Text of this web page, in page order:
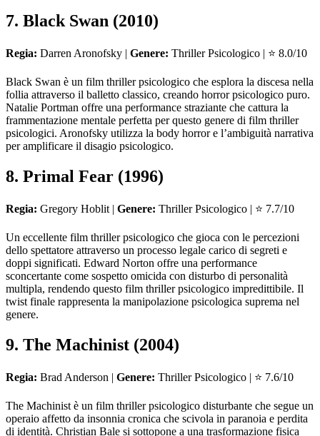
7. Black Swan (2010)
Regia: Darren Aronofsky | Genere: Thriller Psicologico | ⭐ 8.0/10
Black Swan è un film thriller psicologico che esplora la discesa nella
follia attraverso il balletto classico, creando horror psicologico puro.
Natalie Portman offre una performance straziante che cattura la
frammentazione mentale perfetta per questo genere di film thriller
psicologici. Aronofsky utilizza la body horror e l’ambiguità narrativa
per amplificare il disagio psicologico.
8. Primal Fear (1996)
Regia: Gregory Hoblit | Genere: Thriller Psicologico | ⭐ 7.7/10
Un eccellente film thriller psicologico che gioca con le percezioni
dello spettatore attraverso un processo legale carico di segreti e
doppi significati. Edward Norton offre una performance
sconcertante come sospetto omicida con disturbo di personalità
multipla, rendendo questo film thriller psicologico impredittibile. Il
twist finale rappresenta la manipolazione psicologica suprema nel
genere.
9. The Machinist (2004)
Regia: Brad Anderson | Genere: Thriller Psicologico | ⭐ 7.6/10
The Machinist è un film thriller psicologico disturbante che segue un
operaio affetto da insonnia cronica che scivola in paranoia e perdita
di identità. Christian Bale si sottopone a una trasformazione fisica